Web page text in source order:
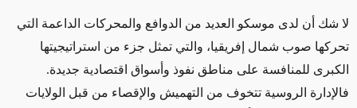
لا شك أن لدى موسكو العديد من الدوافع والمحركات الداعمة التي
تحركها صوب شمال إفريقيا، والتي تمثل جزء من استراتيجيتها
الكبرى للمنافسة على مناطق نفوذ وأسواق اقتصادية جديدة.
فالإدارة الروسية تتخوف من التهميش والإقصاء من قبل الولايات